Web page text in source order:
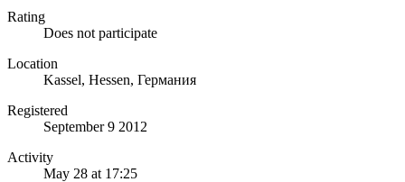
Rating
Does not participate
Location
Kassel, Hessen, Германия
Registered
September 9 2012
Activity
May 28 at 17:25